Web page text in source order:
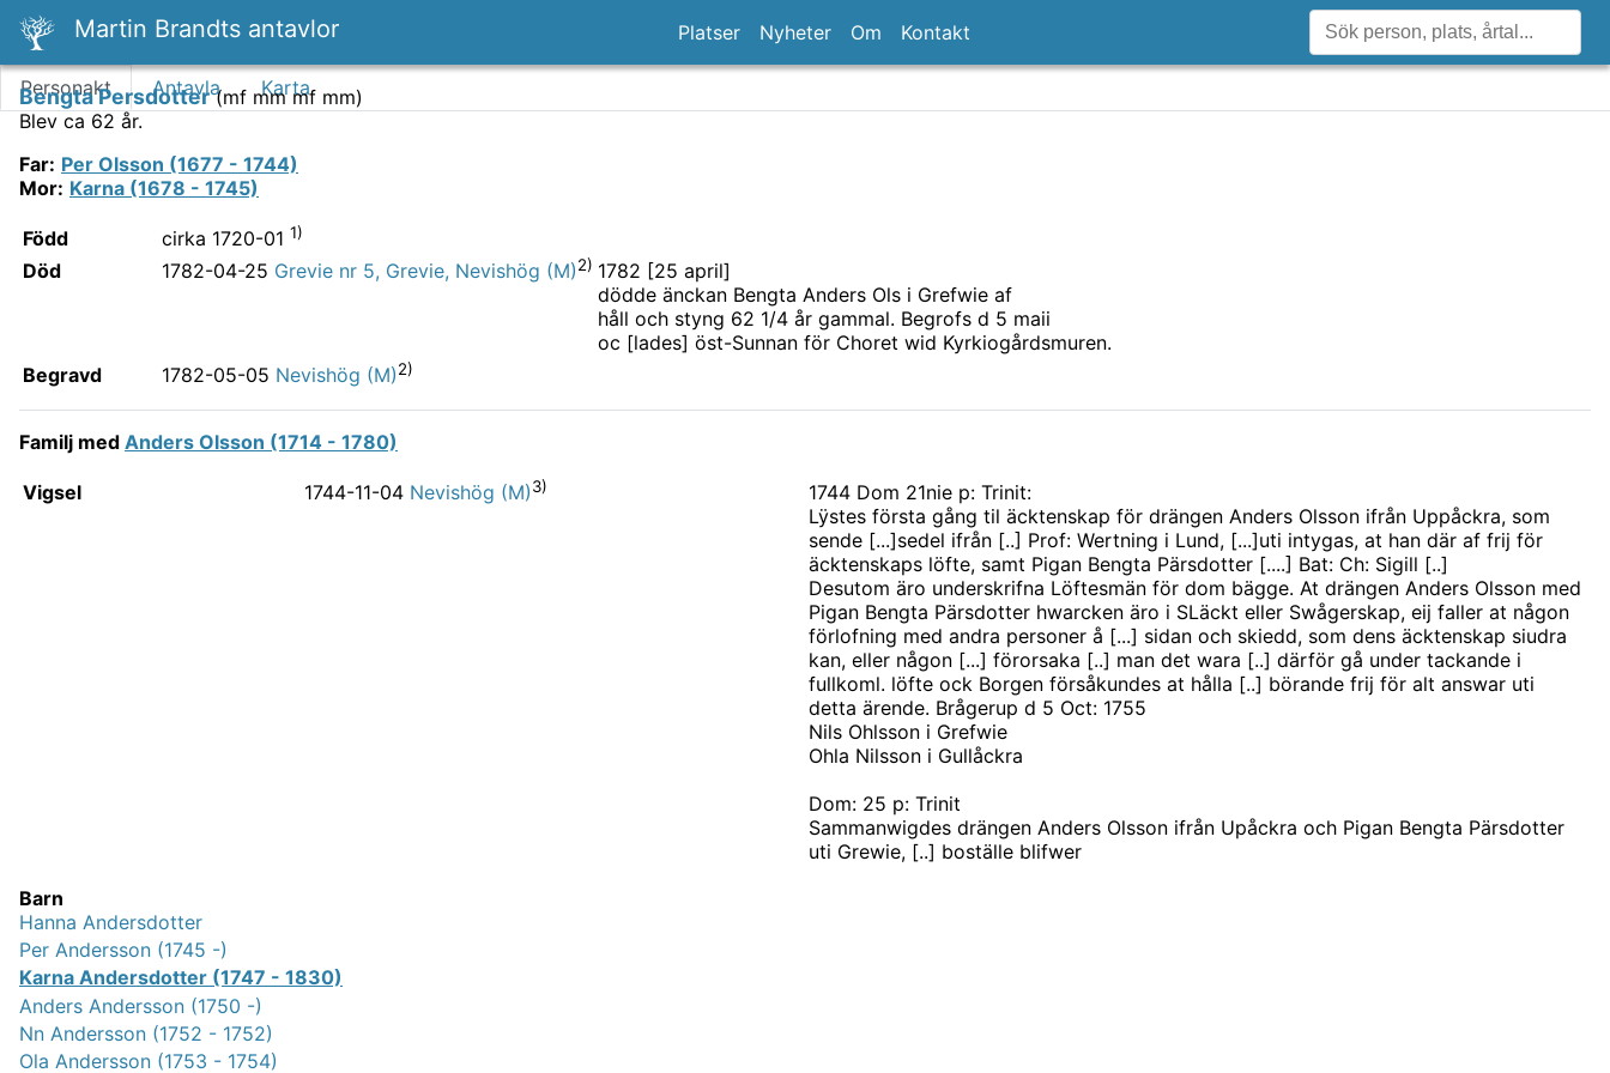
Martin Brandts antavlor Platser Nyheter Om Kontakt
Personakt Antavla Karta
Bengta Persdotter (mf mm mf mm)
Blev ca 62 år.
Far: Per Olsson (1677 - 1744)
Mor: Karna (1678 - 1745)
Född cirka 1720-01 1)
Död 1782-04-25 Grevie nr 5, Grevie, Nevishög (M)2) 1782 [25 april]
dödde änckan Bengta Anders Ols i Grefwie af
håll och styng 62 1/4 år gammal. Begrofs d 5 maii
oc [lades] öst-Sunnan för Choret wid Kyrkiogårdsmuren.
Begravd
1782-05-05 Nevishög (M)2)
Familj med Anders Olsson (1714 - 1780)
Vigsel 1744-11-04 Nevishög (M)3)
1744 Dom 21nie p: Trinit:
Lÿstes första gång til äcktenskap för drängen Anders Olsson ifrån Uppåckra, som
sende [...]sedel ifrån [..] Prof: Wertning i Lund, [...]uti intygas, at han där af frij för
äcktenskaps löfte, samt Pigan Bengta Pärsdotter [....] Bat: Ch: Sigill [..]
Desutom äro underskrifna Löftesmän för dom bägge. At drängen Anders Olsson med
Pigan Bengta Pärsdotter hwarcken äro i SLäckt eller Swågerskap, eij faller at någon
förlofning med andra personer å [...] sidan och skiedd, som dens äcktenskap siudra
kan, eller någon [...] förorsaka [..] man det wara [..] därför gå under tackande i
fullkoml. löfte ock Borgen försåkundes at hålla [..] börande frij för alt answar uti
detta ärende. Brågerup d 5 Oct: 1755
Nils Ohlsson i Grefwie
Ohla Nilsson i Gullåckra
Dom: 25 p: Trinit
Sammanwigdes drängen Anders Olsson ifrån Upåckra och Pigan Bengta Pärsdotter
uti Grewie, [..] boställe blifwer
Barn
Hanna Andersdotter
Per Andersson (1745 -)
Karna Andersdotter (1747 - 1830)
Anders Andersson (1750 -)
Nn Andersson (1752 - 1752)
Ola Andersson (1753 - 1754)